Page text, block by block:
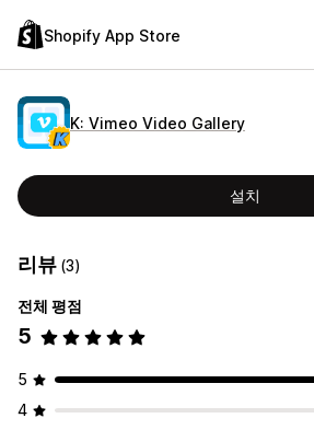
Shopify App Store
K: Vimeo Video Gallery
설치
리뷰 (3)
전체 평점
5
5
4